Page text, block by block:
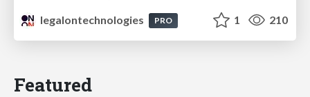
legalontechnologies
PRO 1 210
Featured